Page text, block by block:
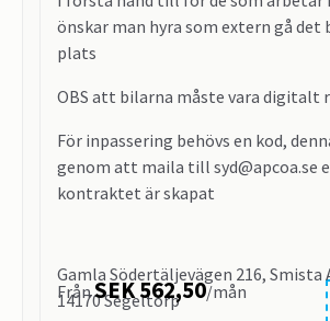
önskar man hyra som extern gå det
plats
OBS att bilarna måste vara digitalt
För inpassering behövs en kod,
genom att maila till syd@apcoa.se
kontraktet är skapat
Gamla Södertäljevägen 216, Smista
14170 Segeltorp
FrånSEK 562,50/mån